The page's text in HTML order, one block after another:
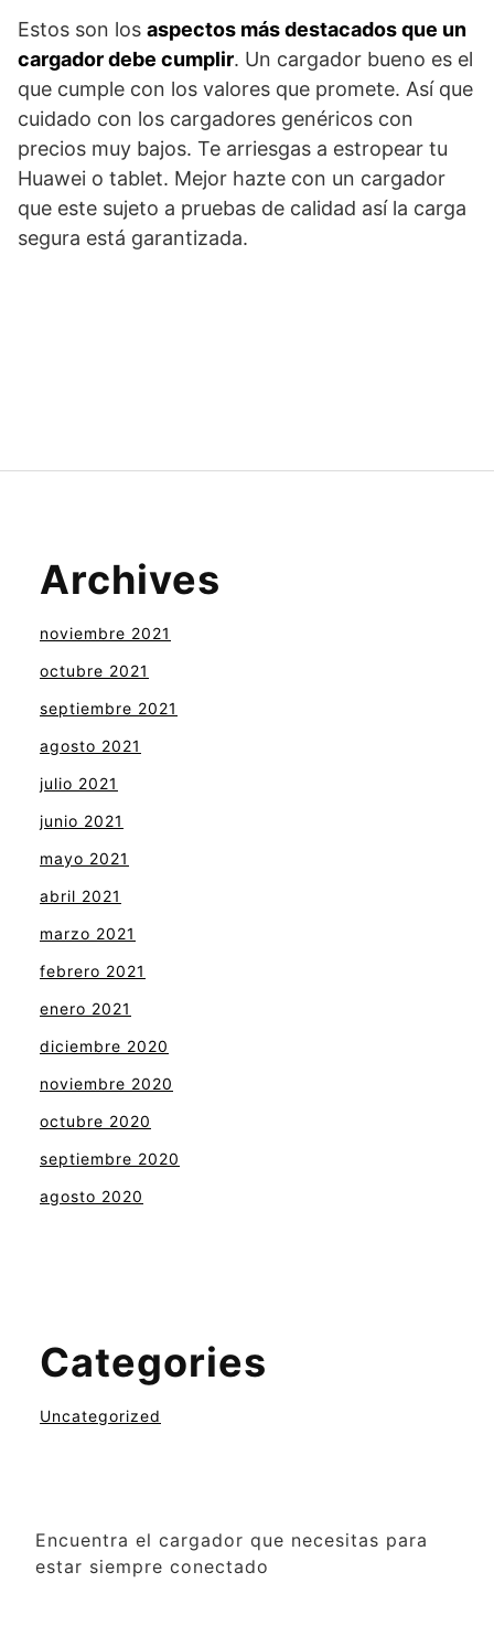
Estos son los aspectos más destacados que un
cargador debe cumplir. Un cargador bueno es el
que cumple con los valores que promete. Así que
cuidado con los cargadores genéricos con
precios muy bajos. Te arriesgas a estropear tu
Huawei o tablet. Mejor hazte con un cargador
que este sujeto a pruebas de calidad así la carga
segura está garantizada.
Archives
noviembre 2021
octubre 2021
septiembre 2021
agosto 2021
julio 2021
junio 2021
mayo 2021
abril 2021
marzo 2021
febrero 2021
enero 2021
diciembre 2020
noviembre 2020
octubre 2020
septiembre 2020
agosto 2020
Categories
Uncategorized
Encuentra el cargador que necesitas para
estar siempre conectado